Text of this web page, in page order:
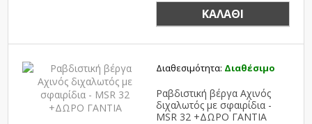
ΚΑΛΆΘΙ
Διαθεσιμότητα: Διαθέσιμο
Ραβδιστική βέργα Αχινός
διχαλωτός με σφαιρίδια -
MSR 32 +ΔΩΡΟ ΓΑΝΤΙΑ